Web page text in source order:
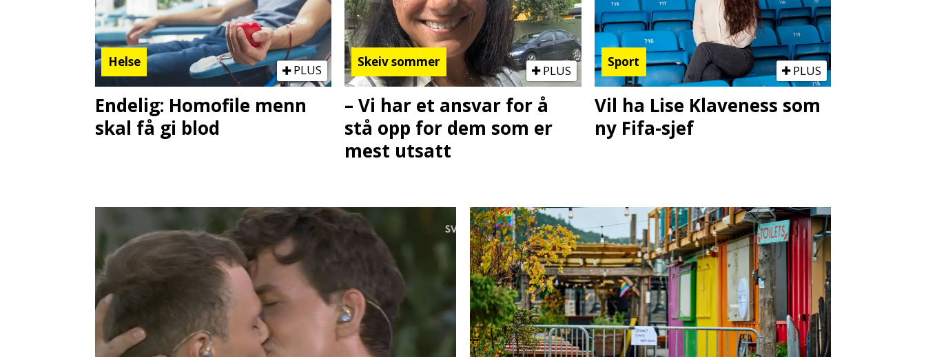
Helse
PLUS
Endelig: Homofile menn
skal få gi blod
Skeiv sommer
PLUS
– Vi har et ansvar for å
stå opp for dem som er
mest utsatt
Sport
PLUS
Vil ha Lise Klaveness som
ny Fifa-sjef